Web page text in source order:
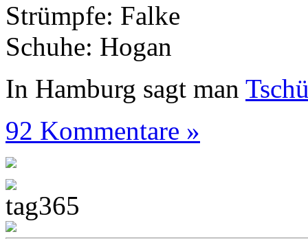
Strümpfe: Falke
Schuhe: Hogan
In Hamburg sagt man
92 Kommentare »